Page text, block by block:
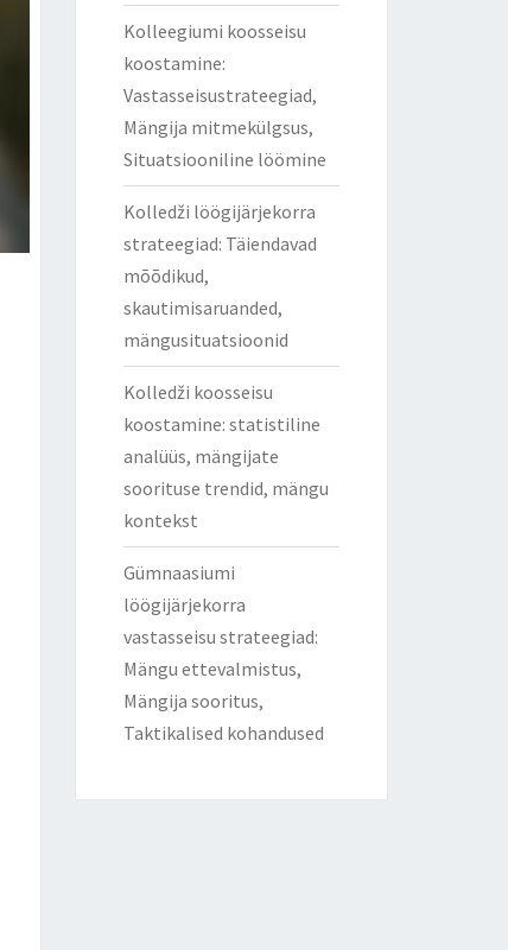
Kolleegiumi koosseisu
koostamine:
Vastasseisustrateegiad,
Mängija mitmekülgsus,
Situatsiooniline löömine
Kolledži löögijärjekorra
strateegiad: Täiendavad
mõõdikud,
skautimisaruanded,
mängusituatsioonid
Kolledži koosseisu
koostamine: statistiline
analüüs, mängijate
soorituse trendid, mängu
kontekst
Gümnaasiumi
löögijärjekorra
vastasseisu strateegiad:
Mängu ettevalmistus,
Mängija sooritus,
Taktikalised kohandused